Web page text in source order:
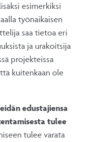
esimerkiksi
työnaikaisen
saa tietoa eri
ja urakoitsija
projekteissa
kuitenkaan ole
edustajiensa
tulee
tulee varata